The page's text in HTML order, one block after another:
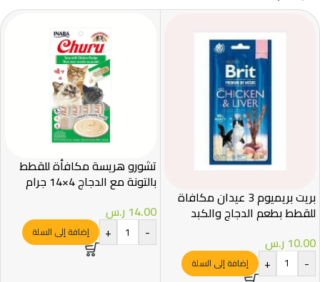
بريت بريميوم 3 عيدان مكافاة
للقطط بطعم الدجاج والكبد
10.00 ر.س
-
+ إضافة إلى السلة
تشورو هريسة مكافأة للقطط
بالتونة مع الدجاج 4×14 جرام
14.00 ر.س
-
+ إضافة إلى السلة